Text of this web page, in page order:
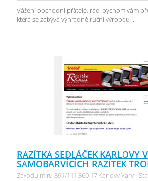
Vážení obchodní přátelé, rádi bychom vám
která se zabývá výhradně ruční výrobou ...
RAZÍTKA SEDLÁČEK KARLOVY
SAMOBARVÍCÍCH RAZÍTEK
Závodu míru 891/111 360 17 Karlovy Vary -